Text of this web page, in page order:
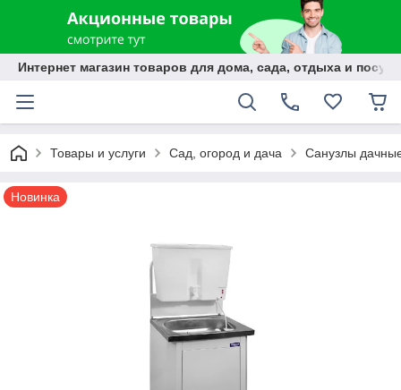
Интернет магазин товаров для дома, сада, отдыха и
Товары и услуги Сад, огород и дача Санузлы
Новинка